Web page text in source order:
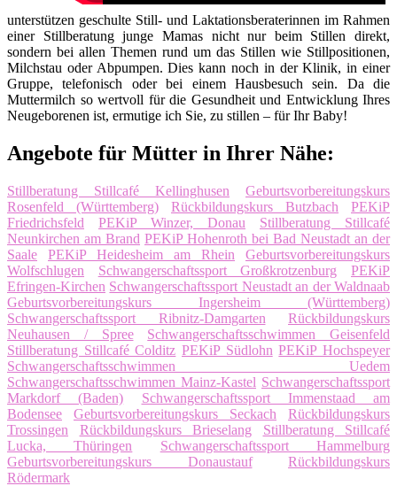
unterstützen geschulte Still- und Laktationsberaterinnen im Rahmen
einer Stillberatung junge Mamas nicht nur beim Stillen direkt,
sondern bei allen Themen rund um das Stillen wie Stillpositionen,
Milchstau oder Abpumpen. Dies kann noch in der Klinik, in einer
Gruppe, telefonisch oder bei einem Hausbesuch sein. Da die
Muttermilch so wertvoll für die Gesundheit und Entwicklung Ihres
Neugeborenen ist, ermutige ich Sie, zu stillen – für Ihr Baby!
Angebote für Mütter in Ihrer Nähe:
Stillberatung Stillcafé Kellinghusen
Geburtsvorbereitungskurs
Rosenfeld (Württemberg)
Rückbildungskurs Butzbach
PEKiP
Friedrichsfeld
PEKiP Winzer, Donau
Stillberatung Stillcafé
Neunkirchen am Brand PEKiP Hohenroth bei Bad Neustadt an der
Saale
PEKiP Heidesheim am Rhein
Geburtsvorbereitungskurs
Wolfschlugen
Schwangerschaftssport Großkrotzenburg
PEKiP
Efringen-Kirchen Schwangerschaftssport Neustadt an der Waldnaab
Geburtsvorbereitungskurs Ingersheim (Württemberg)
Schwangerschaftssport Ribnitz-Damgarten
Rückbildungskurs
Neuhausen / Spree
Schwangerschaftsschwimmen Geisenfeld
Stillberatung Stillcafé Colditz PEKiP Südlohn PEKiP Hochspeyer
Schwangerschaftsschwimmen Uedem
Schwangerschaftsschwimmen Mainz-Kastel Schwangerschaftssport
Markdorf (Baden)
Schwangerschaftssport Immenstaad am
Bodensee
Geburtsvorbereitungskurs Seckach
Rückbildungskurs
Trossingen
Rückbildungskurs Brieselang
Stillberatung Stillcafé
Lucka, Thüringen
Schwangerschaftssport Hammelburg
Geburtsvorbereitungskurs Donaustauf
Rückbildungskurs
Rödermark